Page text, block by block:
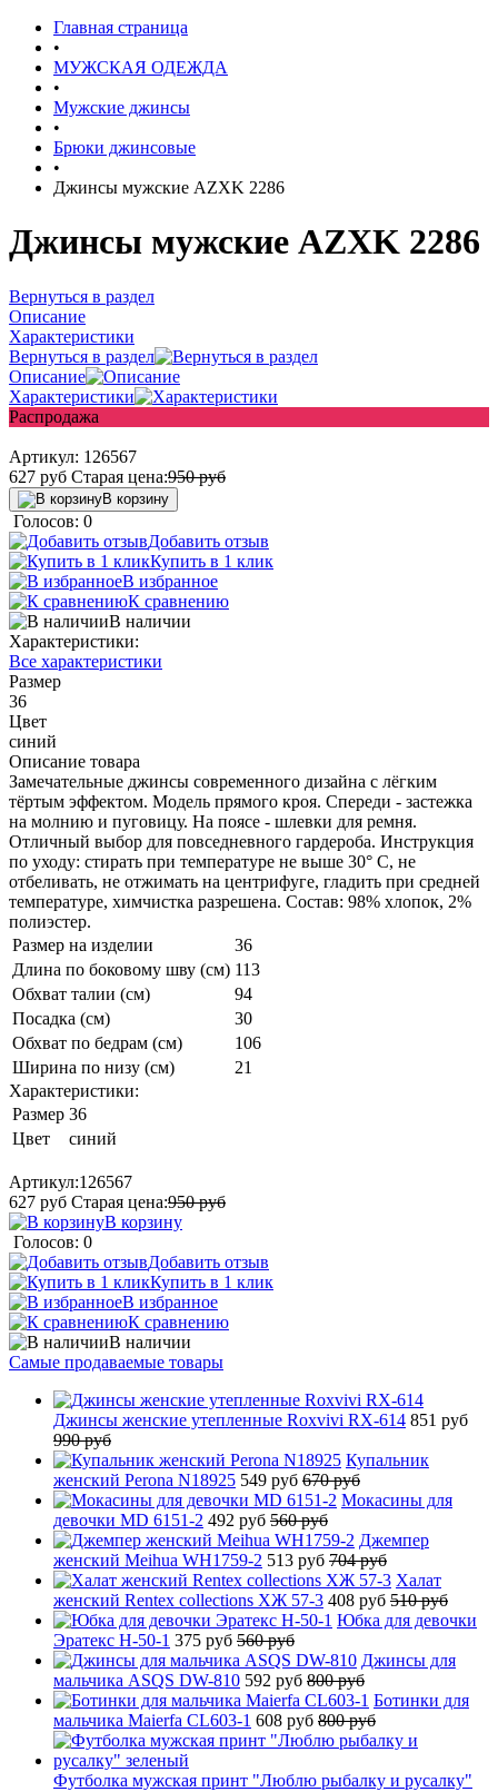
Главная страница
•
МУЖСКАЯ ОДЕЖДА
•
Мужские джинсы
•
Брюки джинсовые
•
Джинсы мужские AZXK 2286
Джинсы мужские AZXK 2286
Вернуться в раздел
Описание
Характеристики
Вернуться в раздел
Описание
Характеристики
Распродажа
Артикул: 126567
627 руб Старая цена:950руб
В корзину
Голосов: 0
Добавить отзыв
Купить в 1 клик
В избранное
К сравнению
В наличии
Характеристики:
Все характеристики
Размер
36
Цвет
синий
Описание товара
Замечательные джинсы современного дизайна с лёгким
тёртым эффектом. Модель прямого кроя. Спереди - застежка
на молнию и пуговицу. На поясе - шлевки для ремня.
Отличный выбор для повседневного гардероба. Инструкция
по уходу: стирать при температуре не выше 30° C, не
отбеливать, не отжимать на центрифуге, гладить при средней
температуре, химчистка разрешена. Состав: 98% хлопок, 2%
полиэстер.
Размер на изделии
36
Длина по боковому шву (см) 113
Обхват талии (см)
94
Посадка (см)
30
Обхват по бедрам (см)
106
Ширина по низу (см)
21
Характеристики:
Размер 36
Цвет
синий
Артикул:126567
627 руб Старая цена:950руб
В корзину
Голосов: 0
Добавить отзыв
Купить в 1 клик
В избранное
К сравнению
В наличии
Самые продаваемые товары
Джинсы женские утепленные Roxvivi RX-614 851 руб
990 руб
Купальник
женский Perona N18925 549 руб 670 руб
Мокасины для
девочки MD 6151-2 492 руб 560 руб
Джемпер
женский Meihua WH1759-2 513 руб 704 руб
Халат
женский Rentex collections ХЖ 57-3 408 руб 510 руб
Юбка для девочки
Эратекс H-50-1 375 руб 560 руб
Джинсы для
мальчика ASQS DW-810 592 руб 800 руб
Ботинки для
мальчика Maierfa CL603-1 608 руб 800 руб
Футболка мужская принт "Люблю рыбалку и русалку"